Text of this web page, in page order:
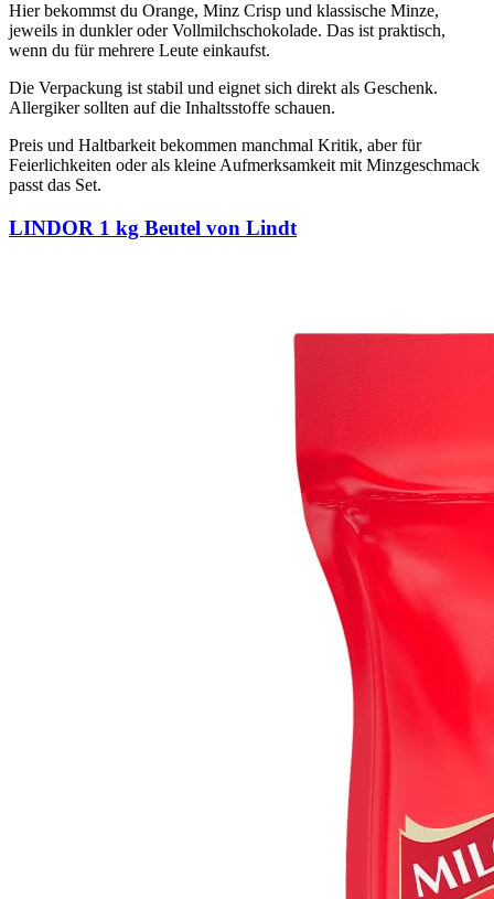
Hier bekommst du Orange, Minz Crisp und klassische Minze,
jeweils in dunkler oder Vollmilchschokolade. Das ist praktisch,
wenn du für mehrere Leute einkaufst.
Die Verpackung ist stabil und eignet sich direkt als Geschenk.
Allergiker sollten auf die Inhaltsstoffe schauen.
Preis und Haltbarkeit bekommen manchmal Kritik, aber für
Feierlichkeiten oder als kleine Aufmerksamkeit mit Minzgeschmack
passt das Set.
LINDOR 1 kg Beutel von Lindt